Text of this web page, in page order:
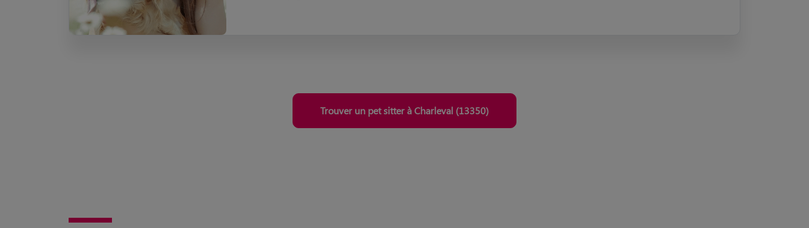
Trouver un pet sitter à Charleval (13350)